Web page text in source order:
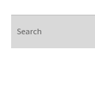
メキシコ旅行
索